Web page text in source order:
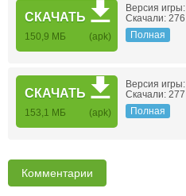
СКАЧАТЬ
150,9 МБ (apk)
Версия игры:
Скачали: 276
Полная
СКАЧАТЬ
153,1 МБ (apk)
Версия игры:
Скачали: 277
Полная
Комментарии